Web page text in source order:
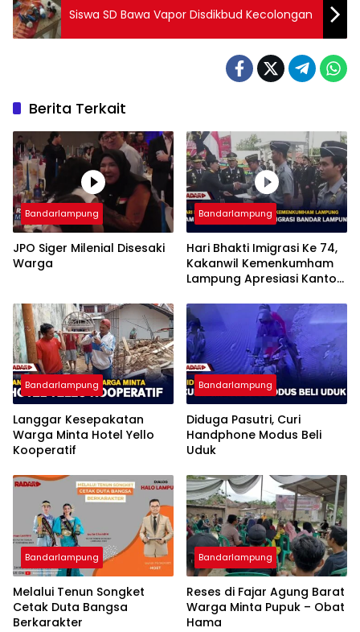
Siswa SD Bawa Vapor Disdikbud Kecolongan
Berita Terkait
Bandarlampung
JPO Siger Milenial Disesaki
Warga
Bandarlampung
Hari Bhakti Imigrasi Ke 74,
Kakanwil Kemenkumham
Lampung Apresiasi Kantor
Bandarlampung
Langgar Kesepakatan
Warga Minta Hotel Yello
Kooperatif
Bandarlampung
Diduga Pasutri, Curi
Handphone Modus Beli
Uduk
Bandarlampung
Melalui Tenun Songket
Cetak Duta Bangsa
Berkarakter
Bandarlampung
Reses di Fajar Agung Barat
Warga Minta Pupuk – Obat
Hama